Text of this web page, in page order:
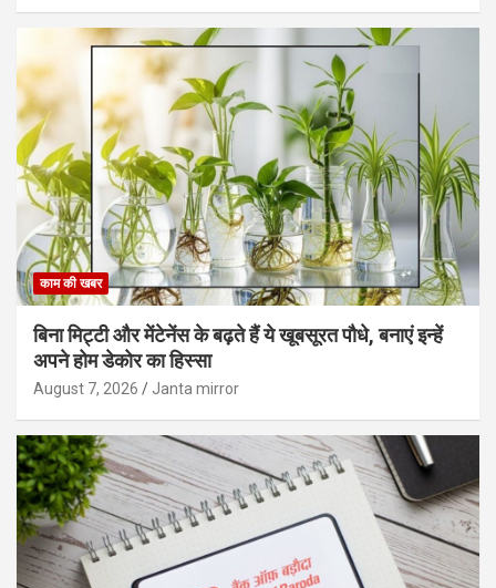
काम की खबर
बिना मिट्टी और मेंटेनेंस के बढ़ते हैं ये खूबसूरत पौधे, बनाएं इन्‍हें
अपने होम डेकोर का हिस्‍सा
August 7, 2026 Janta mirror